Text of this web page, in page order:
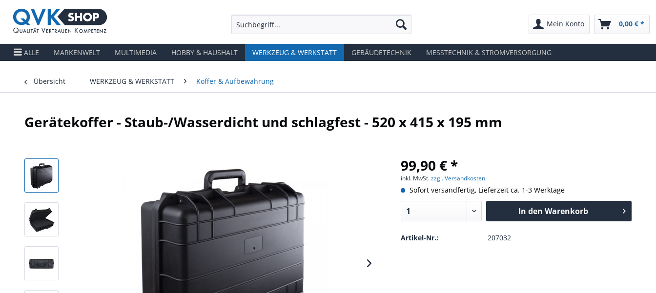
Mein Konto 0,00 € *
ALLE MARKENWELT MULTIMEDIA HOBBY & HAUSHALT WERKZEUG & WERKSTATT GEBÄUDETECHNIK MESSTECHNIK & STROMVERSORGUNG
Übersicht WERKZEUG & WERKSTATT Koffer & Aufbewahrung
Gerätekoffer - Staub-/Wasserdicht und schlagfest - 520 x 415 x 195 mm
99,90 € *
inkl. MwSt.zzgl. Versandkosten
Sofort versandfertig, Lieferzeit ca. 1-3 Werktage
In den Warenkorb
Artikel-Nr.: 207032